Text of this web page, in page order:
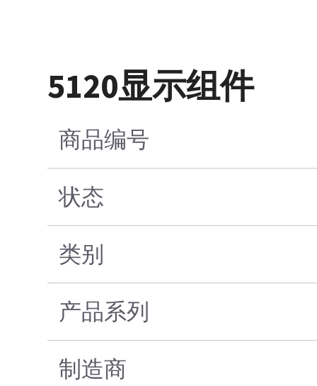
5120显示组件
商品编号
状态
类别
产品系列
制造商